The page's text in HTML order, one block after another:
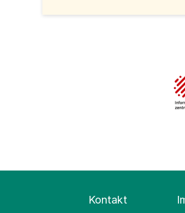
Kontakt